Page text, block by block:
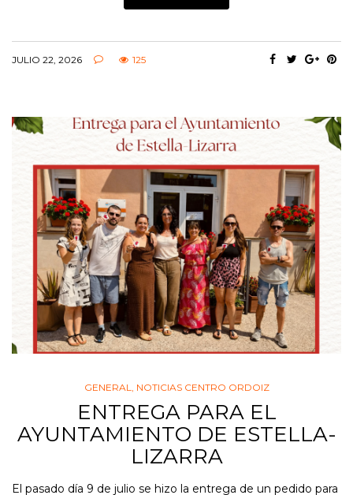
JULIO 22, 2026 125
GENERAL, NOTICIAS CENTRO ORDOIZ
ENTREGA PARA EL
AYUNTAMIENTO DE ESTELLA-
LIZARRA
El pasado día 9 de julio se hizo la entrega de un pedido para